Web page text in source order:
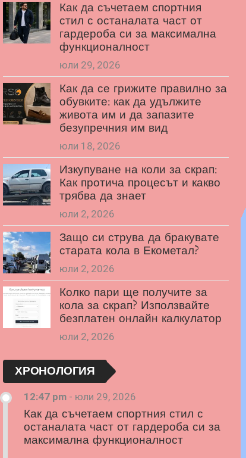
Как да съчетаем спортния
стил с останалата част от
гардероба си за максимална
функционалност
юли 29, 2026
Как да се грижите правилно за
обувките: как да удължите
живота им и да запазите
безупречния им вид
юли 18, 2026
Изкупуване на коли за скрап:
Как протича процесът и какво
трябва да знает
юли 2, 2026
Защо си струва да бракувате
старата кола в Екометал?
юли 2, 2026
Колко пари ще получите за
кола за скрап? Използвайте
безплатен онлайн калкулатор
юли 2, 2026
ХРОНОЛОГИЯ
12:47 pm - юли 29, 2026
Как да съчетаем спортния стил с
останалата част от гардероба си за
максимална функционалност